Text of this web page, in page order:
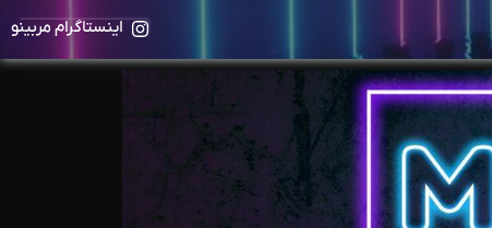
اینستاگرام مربینو